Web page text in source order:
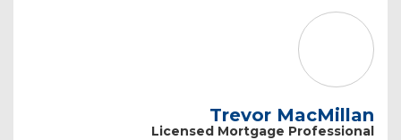
Trevor MacMillan
Licensed Mortgage Professional